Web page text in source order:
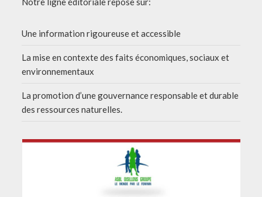
Une information rigoureuse et accessible
La mise en contexte des faits économiques, sociaux et
environnementaux
La promotion d’une gouvernance responsable et durable
des ressources naturelles.